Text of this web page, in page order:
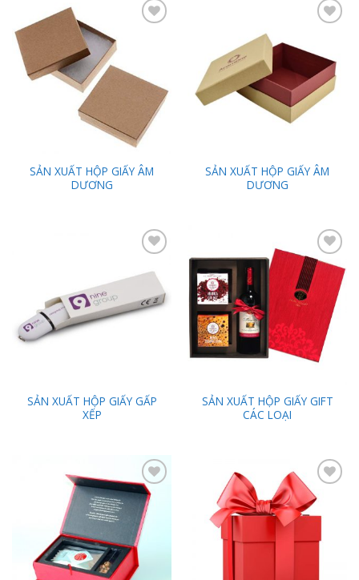
SẢN XUẤT HỘP GIẤY ÂM
DƯƠNG
SẢN XUẤT HỘP GIẤY ÂM
DƯƠNG
Wishlist
SẢN XUẤT HỘP GIẤY GẤP
XẾP
Add to
Wishlist
SẢN XUẤT HỘP GIẤY GIFT
CÁC LOẠI
Add to
Wishlist
Add to
Wishlist